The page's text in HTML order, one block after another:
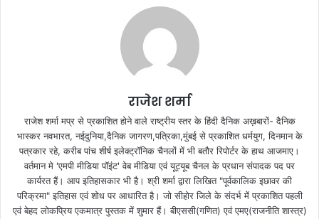
राजेश शर्मा
राजेश शर्मा मप्र से प्रकाशित होने वाले राष्ट्रीय स्तर के हिंदी दैनिक अख़बारों- दैनिक
भास्कर नवभारत, नईदुनिया,दैनिक जागरण,पत्रिका,मुंबई से प्रकाशित धर्मयुग, दिनमान के
पत्रकार रहे, करीब पांच शीर्ष इलेक्ट्रॉनिक चैनलों में भी बतौर रिपोर्टर के हाथ आजमाए।
वर्तमान मे 'एमपी मीडिया पॉइंट' वेब मीडिया एवं यूट्यूब चैनल के प्रधान संपादक पद पर
कार्यरत हैं। आप इतिहासकार भी है। श्री शर्मा द्वारा लिखित "पूर्वकालिक इछावर की
परिक्रमा" इतिहास एवं शोध पर आधारित है। जो सीहोर जिले के संदर्भ में प्रकाशित पहली
एवं बेहद लोकप्रिय एकमात्र पुस्तक में शुमार हैं। बीएससी(गणित) एवं एमए(राजनीति शास्त्र)